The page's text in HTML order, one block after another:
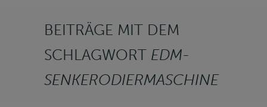
BEITRÄGE MIT DEM
SCHLAGWORT EDM-
SENKERODIERMASCHINE